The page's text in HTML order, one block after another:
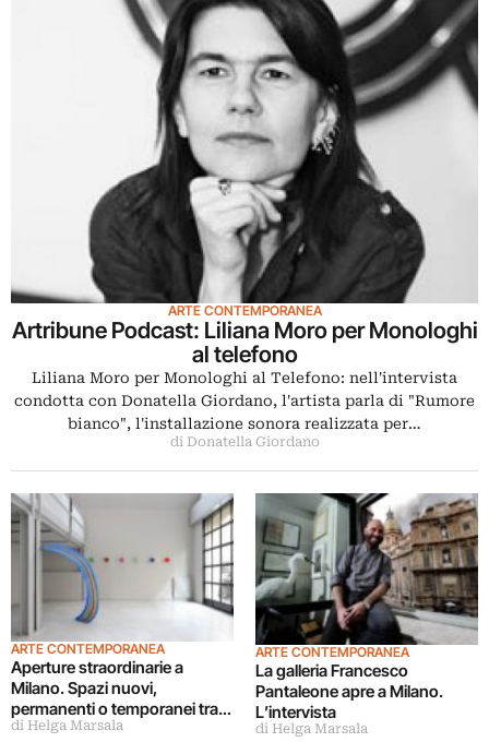
ARTE CONTEMPORANEA
Artribune Podcast: Liliana Moro per Monologhi
al telefono
Liliana Moro per Monologhi al Telefono: nell'intervista
condotta con Donatella Giordano, l'artista parla di "Rumore
bianco", l'installazione sonora realizzata per…
di Donatella Giordano
ARTE CONTEMPORANEA
Aperture straordinarie a
Milano. Spazi nuovi,
permanenti o temporanei tra
miart e il Salone
di Helga Marsala
ARTE CONTEMPORANEA
La galleria Francesco
Pantaleone apre a Milano.
L’intervista
di Helga Marsala